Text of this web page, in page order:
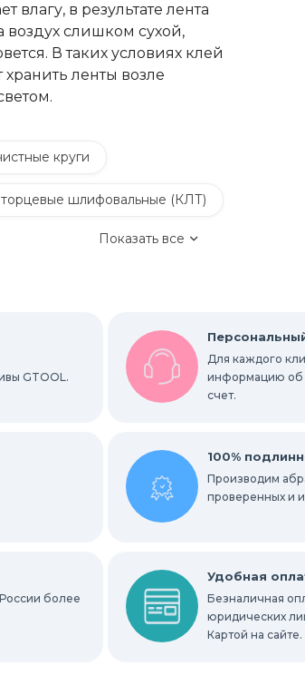
влагу, в результате лента
воздух слишком сухой,
В таких условиях клей
ленты возле
круги
торцевые шлифовальные (КЛТ)
ленты
шлифовальные круги
Показать все
GTOOL.
Для каждого
информацию об
счет.
100%
Производим
проверенных и
более
Удобная
Безналичная
юридических
Картой на сайте.